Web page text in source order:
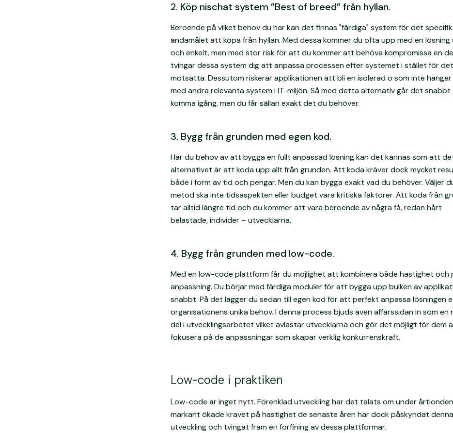
2. Köp nischat system ”Best of breed” från hyllan.
Beroende på vilket behov du har kan det finnas "färdiga" system för det
ändamålet att köpa från hyllan. Med dessa kommer du ofta upp med en
och enkelt, men med stor risk för att du kommer att behöva kompromissa en
tvingar dessa system dig att anpassa processen efter systemet i stället för det
motsatta. Dessutom riskerar applikationen att bli en isolerad ö som inte
med andra relevanta system i IT-miljön. Så med detta alternativ går det
komma igång, men du får sällan exakt det du behöver.
3. Bygg från grunden med egen kod.
Har du behov av att bygga en fullt anpassad lösning kan det kännas som att
alternativet är att koda upp allt från grunden. Att koda kräver dock mycket
både i form av tid och pengar. Men du kan bygga exakt vad du behöver. Väljer
metod ska inte tidsaspekten eller budget vara kritiska faktorer. Att koda från
tar alltid längre tid och du kommer att vara beroende av några få, redan hårt
belastade, individer – utvecklarna.
4. Bygg från grunden med low-code.
Med en low-code plattform får du möjlighet att kombinera både hastighet och
anpassning. Du börjar med färdiga moduler för att bygga upp bulken av
snabbt. På det lägger du sedan till egen kod för att perfekt anpassa lösningen
organisationens unika behov. I denna process bjuds även affärssidan in som en
del i utvecklingsarbetet vilket avlastar utvecklarna och gör det möjligt för dem
fokusera på de anpassningar som skapar verklig konkurrenskraft.
Low-code i praktiken
Low-code är inget nytt. Förenklad utveckling har det talats om under
markant ökade kravet på hastighet de senaste åren har dock påskyndat denna
utveckling och tvingat fram en förfining av dessa plattformar.